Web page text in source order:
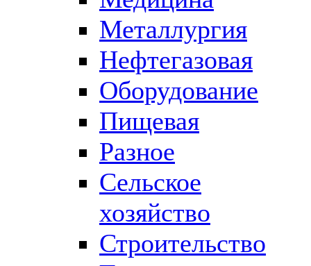
Металлургия
Нефтегазовая
Оборудование
Пищевая
Разное
Сельское
хозяйство
Строительство